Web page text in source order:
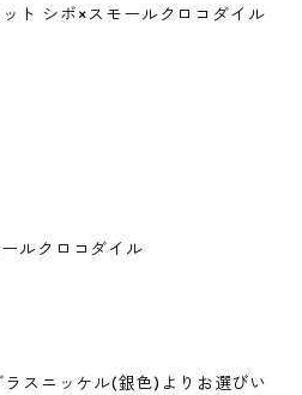
ト シボ×スモールクロコダイル
ルクロコダイル
スニッケル(銀色)よりお選びい